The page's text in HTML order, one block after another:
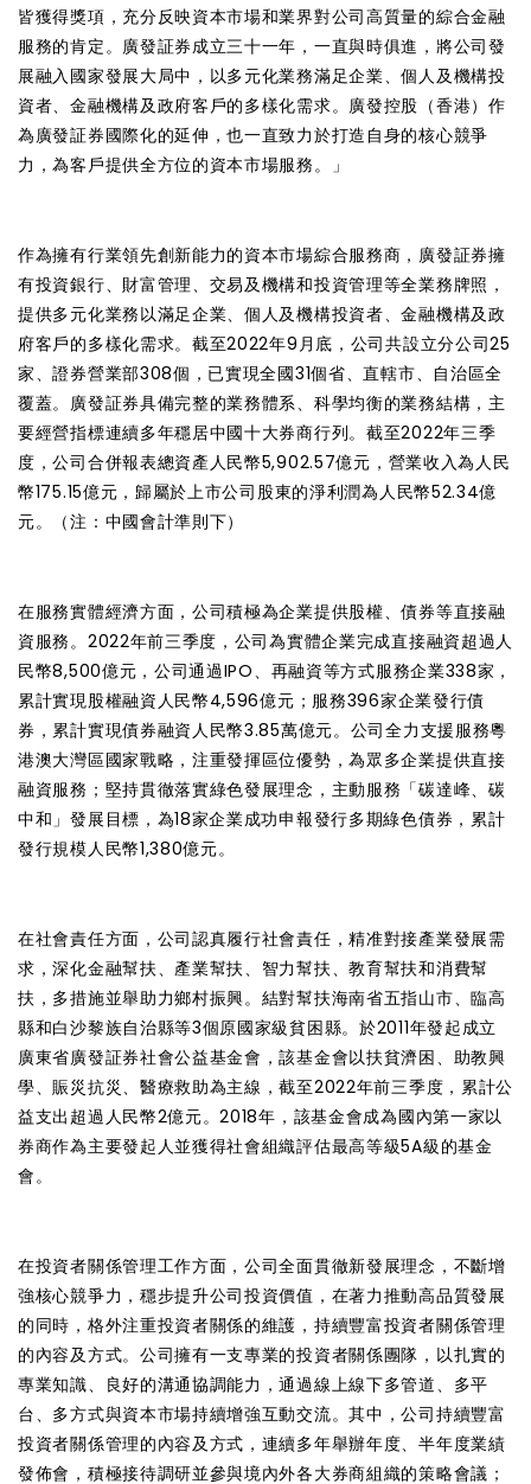
皆獲得獎項，充分反映資本市場和業界對公司高質量的綜合金融
服務的肯定。廣發証券成立三十一年，一直與時俱進，將公司發
展融入國家發展大局中，以多元化業務滿足企業、個人及機構投
資者、金融機構及政府客戶的多樣化需求。廣發控股（香港）作
為廣發証券國際化的延伸，也一直致力於打造自身的核心競爭
力，為客戶提供全方位的資本市場服務。」
作為擁有行業領先創新能力的資本市場綜合服務商，廣發証券擁
有投資銀行、財富管理、交易及機構和投資管理等全業務牌照，
提供多元化業務以滿足企業、個人及機構投資者、金融機構及政
府客戶的多樣化需求。截至2022年9月底，公司共設立分公司25
家、證券營業部308個，已實現全國31個省、直轄市、自治區全
覆蓋。廣發証券具備完整的業務體系、科學均衡的業務結構，主
要經營指標連續多年穩居中國十大券商行列。截至2022年三季
度，公司合併報表總資產人民幣5,902.57億元，營業收入為人民
幣175.15億元，歸屬於上市公司股東的淨利潤為人民幣52.34億
元。（注：中國會計準則下）
在服務實體經濟方面，公司積極為企業提供股權、債券等直接融
資服務。2022年前三季度，公司為實體企業完成直接融資超過人
民幣8,500億元，公司通過IPO、再融資等方式服務企業338家，
累計實現股權融資人民幣4,596億元；服務396家企業發行債
券，累計實現債券融資人民幣3.85萬億元。公司全力支援服務粵
港澳大灣區國家戰略，注重發揮區位優勢，為眾多企業提供直接
融資服務；堅持貫徹落實綠色發展理念，主動服務「碳達峰、碳
中和」發展目標，為18家企業成功申報發行多期綠色債券，累計
發行規模人民幣1,380億元。
在社會責任方面，公司認真履行社會責任，精准對接產業發展需
求，深化金融幫扶、產業幫扶、智力幫扶、教育幫扶和消費幫
扶，多措施並舉助力鄉村振興。結對幫扶海南省五指山市、臨高
縣和白沙黎族自治縣等3個原國家級貧困縣。於2011年發起成立
廣東省廣發証券社會公益基金會，該基金會以扶貧濟困、助教興
學、賑災抗災、醫療救助為主線，截至2022年前三季度，累計公
益支出超過人民幣2億元。2018年，該基金會成為國內第一家以
券商作為主要發起人並獲得社會組織評估最高等級5A級的基金
會。
在投資者關係管理工作方面，公司全面貫徹新發展理念，不斷增
強核心競爭力，穩步提升公司投資價值，在著力推動高品質發展
的同時，格外注重投資者關係的維護，持續豐富投資者關係管理
的內容及方式。公司擁有一支專業的投資者關係團隊，以扎實的
專業知識、良好的溝通協調能力，通過線上線下多管道、多平
台、多方式與資本市場持續增強互動交流。其中，公司持續豐富
投資者關係管理的內容及方式，連續多年舉辦年度、半年度業績
發佈會，積極接待調研並參與境內外各大券商組織的策略會議；